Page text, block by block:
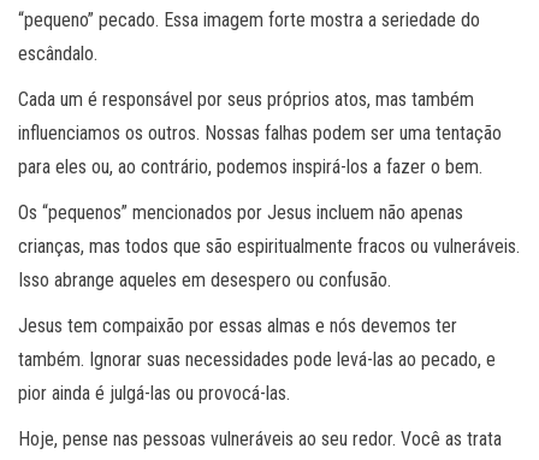
“pequeno” pecado. Essa imagem forte mostra a seriedade do
escândalo.
Cada um é responsável por seus próprios atos, mas também
influenciamos os outros. Nossas falhas podem ser uma tentação
para eles ou, ao contrário, podemos inspirá-los a fazer o bem.
Os “pequenos” mencionados por Jesus incluem não apenas
crianças, mas todos que são espiritualmente fracos ou vulneráveis.
Isso abrange aqueles em desespero ou confusão.
Jesus tem compaixão por essas almas e nós devemos ter
também. Ignorar suas necessidades pode levá-las ao pecado, e
pior ainda é julgá-las ou provocá-las.
Hoje, pense nas pessoas vulneráveis ao seu redor. Você as trata